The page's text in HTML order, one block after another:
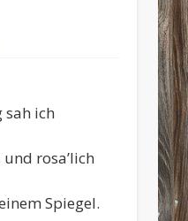
sah ich
rosa’lich
Spiegel.